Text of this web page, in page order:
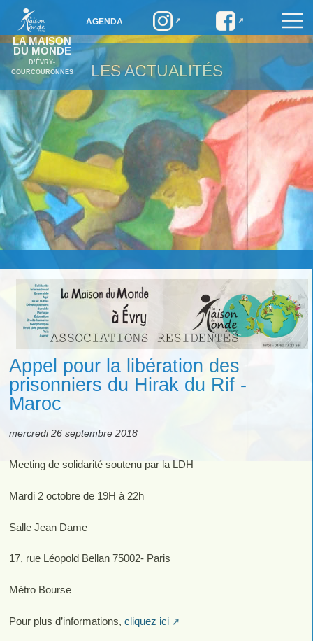
LA MAISON
DU MONDE
D’ÉVRY-
COURCOURONNES
AGENDA
LES ACTUALITÉS
Appel pour la libération des
prisonniers du Hirak du Rif -
Maroc
mercredi 26 septembre 2018
Meeting de solidarité soutenu par la LDH
Mardi 2 octobre de 19H à 22h
Salle Jean Dame
17, rue Léopold Bellan 75002- Paris
Métro Bourse
Pour plus d’informations, cliquez ici